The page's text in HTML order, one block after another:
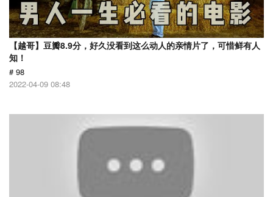
【越哥】豆瓣8.9分，好久没看到这么动人的亲情片了，可惜鲜有人
知！
# 98
2022-04-09 08:48